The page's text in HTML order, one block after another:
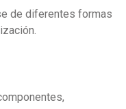
de diferentes formas